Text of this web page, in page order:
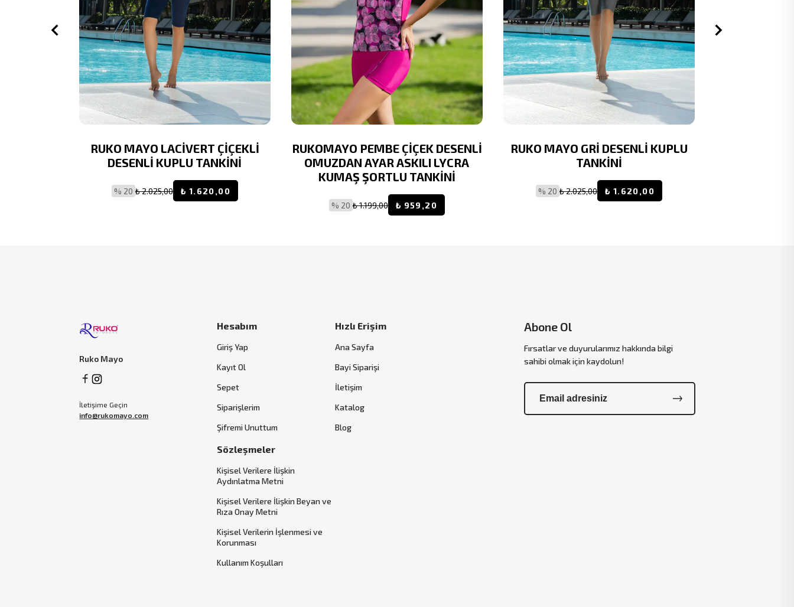
RUKO MAYO LACİVERT ÇİÇEKLİ
DESENLİ KUPLU TANKİNİ
% 20 ₺ 2.025,00 ₺ 1.620,00
RUKOMAYO PEMBE ÇİÇEK DESENLİ
OMUZDAN AYAR ASKILI LYCRA
KUMAŞ ŞORTLU TANKİNİ
% 20 ₺ 1.199,00 ₺ 959,20
RUKO MAYO GRİ DESENLİ KUPLU
TANKİNİ
% 20 ₺ 2.025,00 ₺ 1.620,00
Ruko Mayo
İletişime Geçin
info@rukomayo.com
Hesabım
Giriş Yap
Kayıt Ol
Sepet
Siparişlerim
Şifremi Unuttum
Hızlı Erişim
Ana Sayfa
Bayi Siparişi
İletişim
Katalog
Blog
Sözleşmeler
Kişisel Verilere İlişkin
Aydınlatma Metni
Kişisel Verilere İlişkin Beyan ve
Rıza Onay Metni
Kişisel Verilerin İşlenmesi ve
Korunması
Kullanım Koşulları
Abone Ol
Fırsatlar ve duyurularımız hakkında bilgi
sahibi olmak için kaydolun!